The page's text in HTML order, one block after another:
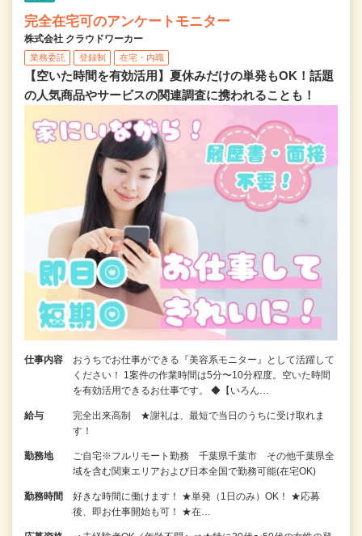
完全在宅可のアンケートモニター
株式会社 クラウドワーカー
業務委託 登録制 在宅・内職
【空いた時間を有効活用】夏休みだけの単発もOK！話題
の人気商品やサービスの関連調査に携われることも！
仕事内容
おうちでお仕事ができる『美容系モニター』として活躍して
ください！ 1案件の作業時間は5分〜10分程度。空いた時間
を有効活用できるお仕事です。 ◆【いろん…
給与
完全出来高制 ★謝礼は、最短で当日のうちに受け取れま
す！
勤務地
ご自宅※フルリモート勤務 千葉県千葉市 その他千葉県全
域を含む関東エリアおよび日本全国で勤務可能(在宅OK)
勤務時間
好きな時間に働けます！ ★単発（1日のみ）OK！ ★応募
後、即お仕事開始も可！ ★在…